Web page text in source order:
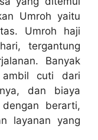
Umroh yaitu
Umroh haji
tergantung
Banyak
cuti dari
dan biaya
berarti,
layanan yang